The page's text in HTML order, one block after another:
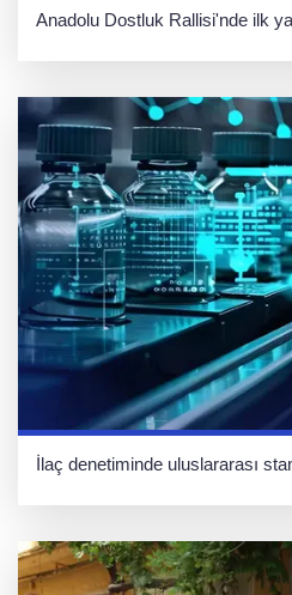
Anadolu Dostluk Rallisi'nde ilk
İlaç denetiminde uluslararası